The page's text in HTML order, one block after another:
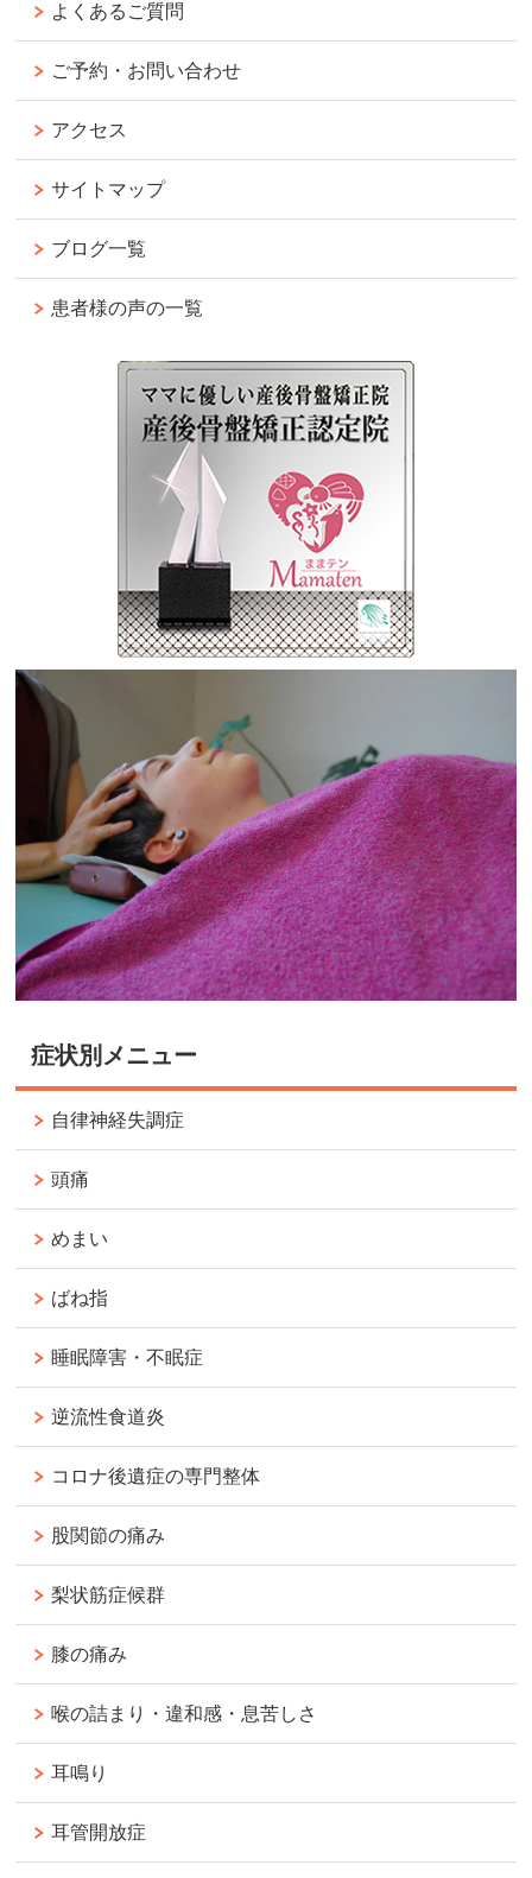
よくあるご質問
ご予約・お問い合わせ
アクセス
サイトマップ
ブログ一覧
患者様の声の一覧
症状別メニュー
自律神経失調症
頭痛
めまい
ばね指
睡眠障害・不眠症
逆流性食道炎
コロナ後遺症の専門整体
股関節の痛み
梨状筋症候群
膝の痛み
喉の詰まり・違和感・息苦しさ
耳鳴り
耳管開放症